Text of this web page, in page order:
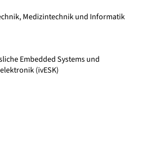
Medizintechnik und Informatik
Embedded Systems und
(ivESK)